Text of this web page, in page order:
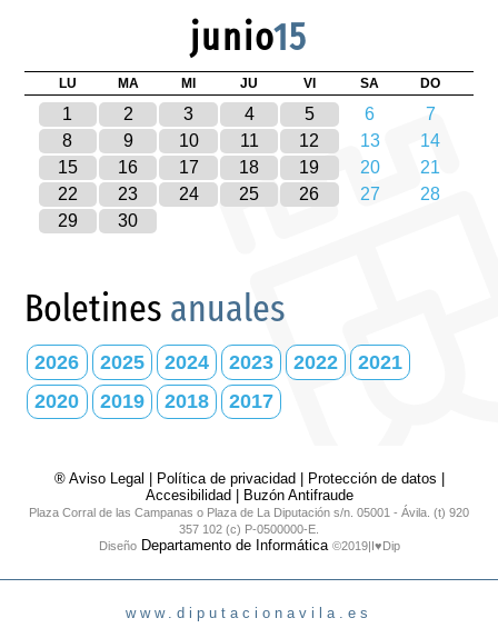
junio15
LU MA MI JU VI SA DO
1 2 3 4 5 6
7
8
9 10 11 12 13
14
15
16 17 18 19 20
21
22
23 24 25 26 27
28
29
30
Boletines anuales
2026 2025 2024 2023 2022
2021
2020
2019 2018 2017
® Aviso Legal Política de privacidad Protección de datos
Accesibilidad
Buzón Antifraude
Plaza Corral de las Campanas o Plaza de La Diputación s/n. 05001 - Ávila. (t) 920
357 102 (c) P-0500000-E.
DiseñoDepartamento de Informática ©2019|I♥Dip
www.diputacionavila.es